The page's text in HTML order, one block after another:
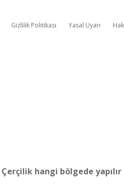
Gizlilik Politikası Yasal Uyarı
Çerçilik hangi bölgede yapılır